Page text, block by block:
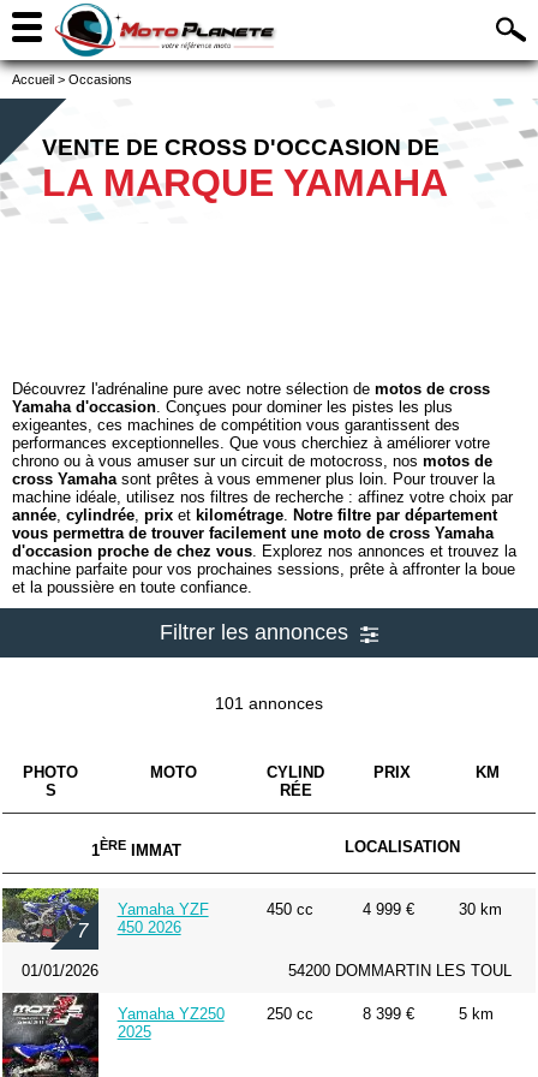
Accueil > Occasions
VENTE DE CROSS D'OCCASION DE
LA MARQUE YAMAHA
Découvrez l'adrénaline pure avec notre sélection de motos de cross
Yamaha d'occasion. Conçues pour dominer les pistes les plus
exigeantes, ces machines de compétition vous garantissent des
performances exceptionnelles. Que vous cherchiez à améliorer votre
chrono ou à vous amuser sur un circuit de motocross, nos motos de
cross Yamahasont prêtes à vous emmener plus loin. Pour trouver la
machine idéale, utilisez nos filtres de recherche : affinez votre choix par
année, cylindrée, prix et kilométrage. Notre filtre par département
vous permettra de trouver facilement une moto de cross Yamaha
d'occasion proche de chez vous. Explorez nos annonces et trouvez la
machine parfaite pour vos prochaines sessions, prête à affronter la boue
et la poussière en toute confiance.
Filtrer les annonces
101 annonces
PHOTO
S
MOTO
CYLIND
RÉE
PRIX KM
1ÈREIMMAT LOCALISATION
7
Yamaha YZF
450 2026
450 cc 4 999 € 30 km
01/01/2026 54200 DOMMARTIN LES TOUL
Yamaha YZ250
2025
250 cc 8 399 € 5 km